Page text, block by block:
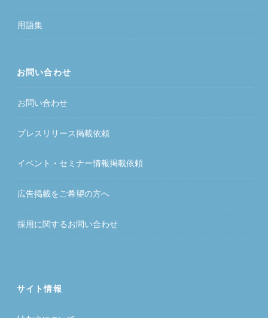
用語集
お問い合わせ
お問い合わせ
プレスリリース掲載依頼
イベント・セミナー情報掲載依頼
広告掲載をご希望の方へ
採用に関するお問い合わせ
サイト情報